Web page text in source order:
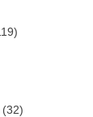
(32)